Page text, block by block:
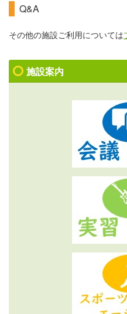
Q&A
その他の施設ご利用については
施設案内